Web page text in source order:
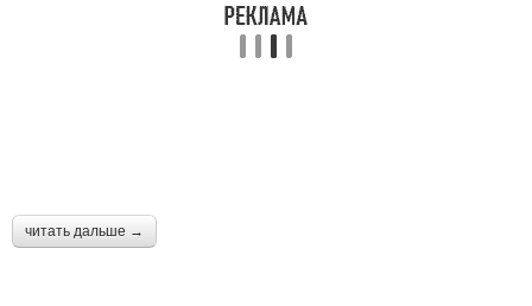
читать дальше →